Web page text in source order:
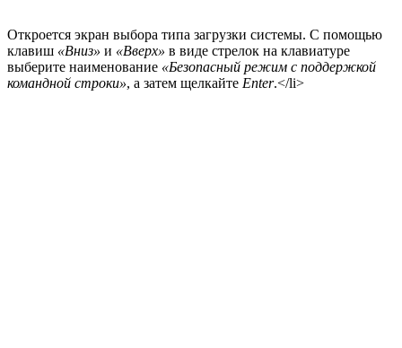
Откроется экран выбора типа загрузки системы. С помощью
клавиш «Вниз» и «Вверх» в виде стрелок на клавиатуре
выберите наименование «Безопасный режим с поддержкой
командной строки», а затем щелкайте Enter.</li>